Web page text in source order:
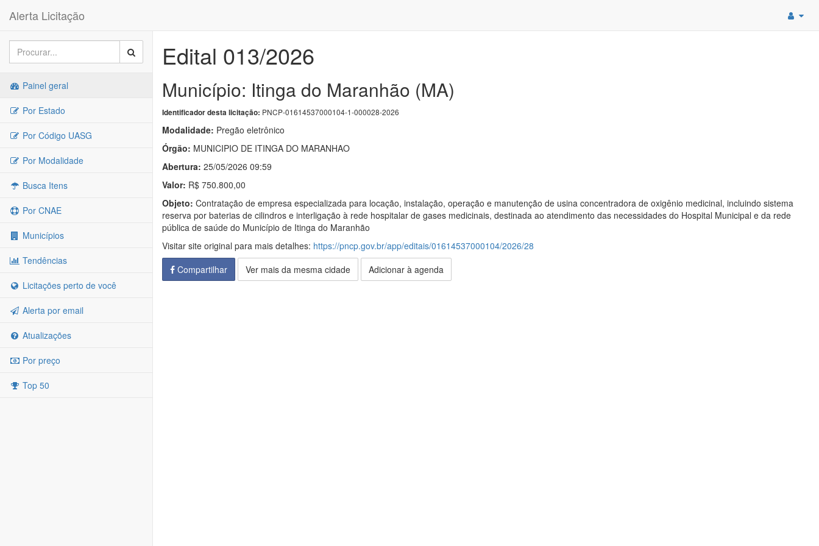
Alerta Licitação
Painel geral
Por Estado
Por Código UASG
Por Modalidade
Busca Itens
Por CNAE
Municípios
Tendências
Licitações perto de você
Alerta por email
Atualizações
Por preço
Top 50
Edital 013/2026
Município: Itinga do Maranhão (MA)
Identificador desta licitação: PNCP-01614537000104-1-000028-2026
Modalidade: Pregão eletrônico
Órgão: MUNICIPIO DE ITINGA DO MARANHAO
Abertura: 25/05/2026 09:59
Valor: R$ 750.800,00
Objeto: Contratação de empresa especializada para locação, instalação, operação e manutenção de usina concentradora de oxigênio medicinal, incluindo sistema
reserva por baterias de cilindros e interligação à rede hospitalar de gases medicinais, destinada ao atendimento das necessidades do Hospital Municipal e da rede
pública de saúde do Município de Itinga do Maranhão
Visitar site original para mais detalhes: https://pncp.gov.br/app/editais/01614537000104/2026/28
Compartilhar
Ver mais da mesma cidade Adicionar à agenda